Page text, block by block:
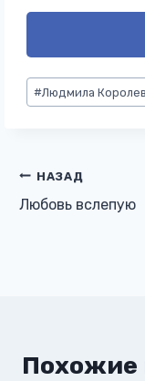
Метки
записи:
#Людмила
Навигация
по
НАЗАД
Любовь вслепую
Похожие